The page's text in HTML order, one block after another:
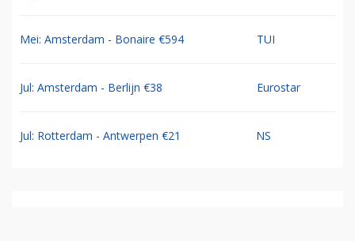
Mei: Amsterdam - Bonaire €594 TUI
Jul: Amsterdam - Berlijn €38 Eurostar
Jul: Rotterdam - Antwerpen €21 NS